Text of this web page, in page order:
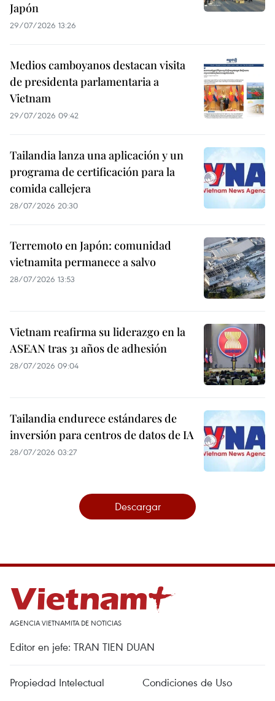
Japón
29/07/2026 13:26
Medios camboyanos destacan visita
de presidenta parlamentaria a
Vietnam
29/07/2026 09:42
Tailandia lanza una aplicación y un
programa de certificación para la
comida callejera
28/07/2026 20:30
Terremoto en Japón: comunidad
vietnamita permanece a salvo
28/07/2026 13:53
Vietnam reafirma su liderazgo en la
ASEAN tras 31 años de adhesión
28/07/2026 09:04
Tailandia endurece estándares de
inversión para centros de datos de IA
28/07/2026 03:27
Descargar
AGENCIA VIETNAMITA DE NOTICIAS
Editor en jefe: TRAN TIEN DUAN
Propiedad Intelectual
Condiciones de Uso